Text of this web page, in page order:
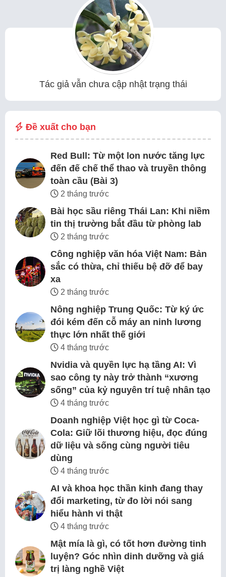
Tác giả vẫn chưa cập nhật trạng thái
Đề xuất cho bạn
Red Bull: Từ một lon nước tăng lực
đến đế chế thể thao và truyền thông
toàn cầu (Bài 3)
2 tháng trước
Bài học sầu riêng Thái Lan: Khi niềm
tin thị trường bắt đầu từ phòng lab
2 tháng trước
Công nghiệp văn hóa Việt Nam: Bản
sắc có thừa, chỉ thiếu bệ đỡ để bay
xa
2 tháng trước
Nông nghiệp Trung Quốc: Từ ký ức
đói kém đến cỗ máy an ninh lương
thực lớn nhất thế giới
4 tháng trước
Nvidia và quyền lực hạ tầng AI: Vì
sao công ty này trở thành “xương
sống” của kỷ nguyên trí tuệ nhân tạo
4 tháng trước
Doanh nghiệp Việt học gì từ Coca-
Cola: Giữ lõi thương hiệu, đọc đúng
dữ liệu và sống cùng người tiêu
dùng
4 tháng trước
AI và khoa học thần kinh đang thay
đổi marketing, từ đo lời nói sang
hiểu hành vi thật
4 tháng trước
Mật mía là gì, có tốt hơn đường tinh
luyện? Góc nhìn dinh dưỡng và giá
trị làng nghề Việt